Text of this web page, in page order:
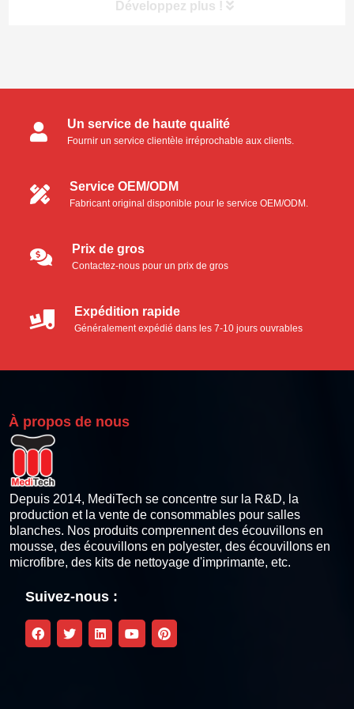
Développez plus !
Catégories de produits
Écouvillons pour salle blanche
Ecouvillons en microfibre
Écouvillons en polyester
Kit de nettoyage pour imprimante thermique
Carte de nettoyage Pinter thermique
Lingettes de nettoyage pour imprimantes thermiques
Stylo de nettoyage de la tête d'impression thermique
Kits de nettoyage pour imprimantes à cartes
Un service de haute qualité
Fournir un service clientèle irréprochable aux clients.
Service OEM/ODM
Fabricant original disponible pour le service OEM/ODM.
Prix de gros
Contactez-nous pour un prix de gros
Expédition rapide
Généralement expédié dans les 7-10 jours ouvrables
À propos de nous
Depuis 2014, MediTech se concentre sur la R&D, la
production et la vente de consommables pour salles
blanches. Nos produits comprennent des écouvillons en
mousse, des écouvillons en polyester, des écouvillons en
microfibre, des kits de nettoyage d'imprimante, etc.
Suivez-nous :